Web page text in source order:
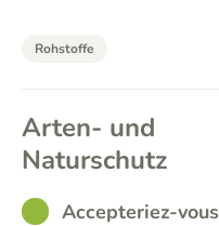
Rohstoffe
Arten- und
Naturschutz
GOODAccepteriez-